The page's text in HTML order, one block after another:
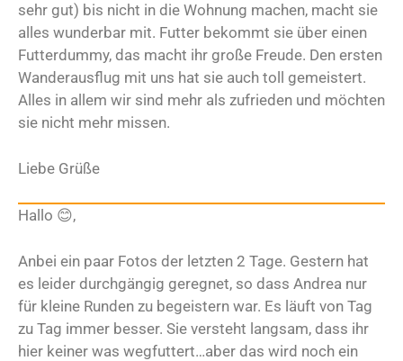
sehr gut) bis nicht in die Wohnung machen, macht sie
alles wunderbar mit. Futter bekommt sie über einen
Futterdummy, das macht ihr große Freude. Den ersten
Wanderausflug mit uns hat sie auch toll gemeistert.
Alles in allem wir sind mehr als zufrieden und möchten
sie nicht mehr missen.
Liebe Grüße
Hallo 😊,
Anbei ein paar Fotos der letzten 2 Tage. Gestern hat
es leider durchgängig geregnet, so dass Andrea nur
für kleine Runden zu begeistern war. Es läuft von Tag
zu Tag immer besser. Sie versteht langsam, dass ihr
hier keiner was wegfuttert…aber das wird noch ein